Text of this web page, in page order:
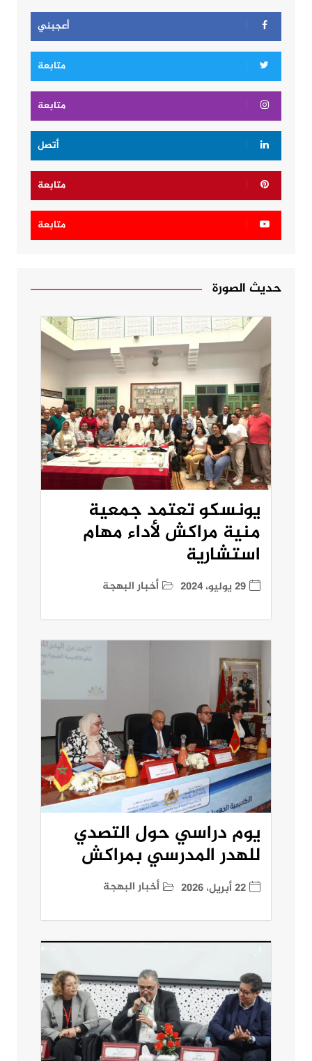
أعجبني
متابعة
متابعة
أتصل
متابعة
متابعة
حديث الصورة
يونسكو تعتمد جمعية
منية مراكش لأداء مهام
استشارية
29 يوليو، 2024 أخبار البهجة
يوم دراسي حول التصدي
للهدر المدرسي بمراكش
22 أبريل، 2026 أخبار البهجة